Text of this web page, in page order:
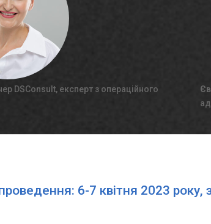
DSConsult, експерт з операційного
6-7 квітня 2023